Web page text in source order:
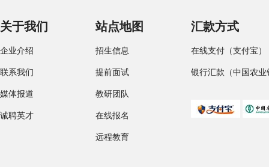
关于我们
企业介绍
联系我们
媒体报道
诚聘英才
站点地图
招生信息
提前面试
教研团队
在线报名
远程教育
汇款方式
在线支付（支付宝）
银行汇款（中国农业